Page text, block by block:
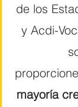
de los
y Acdi-
mayoría